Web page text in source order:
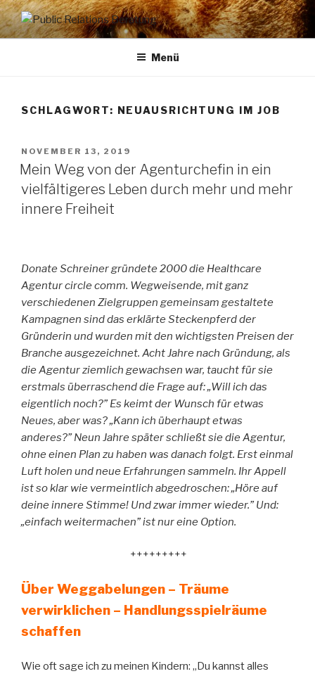
Zum
Inhalt
springenPUBLIC RELATIONS
Dr. Heike Specht
Menü
SCHLAGWORT: NEUAUSRICHTUNG IM JOB
VERÖFFENTLICHT
AM
NOVEMBER 13, 2019
Mein Weg von der Agenturchefin in ein
vielfältigeres Leben durch mehr und mehr
innere Freiheit
Donate Schreiner gründete 2000 die Healthcare
Agentur circle comm. Wegweisende, mit ganz
verschiedenen Zielgruppen gemeinsam gestaltete
Kampagnen sind das erklärte Steckenpferd der
Gründerin und wurden mit den wichtigsten Preisen der
Branche ausgezeichnet. Acht Jahre nach Gründung, als
die Agentur ziemlich gewachsen war, taucht für sie
erstmals überraschend die Frage auf: „Will ich das
eigentlich noch?” Es keimt der Wunsch für etwas
Neues, aber was? „Kann ich überhaupt etwas
anderes?” Neun Jahre später schließt sie die Agentur,
ohne einen Plan zu haben was danach folgt. Erst einmal
Luft holen und neue Erfahrungen sammeln. Ihr Appell
ist so klar wie vermeintlich abgedroschen: „Höre auf
deine innere Stimme! Und zwar immer wieder.” Und:
„einfach weitermachen” ist nur eine Option.
+++++++++
Über Weggabelungen – Träume
verwirklichen – Handlungsspielräume
schaffen
Wie oft sage ich zu meinen Kindern: „Du kannst alles